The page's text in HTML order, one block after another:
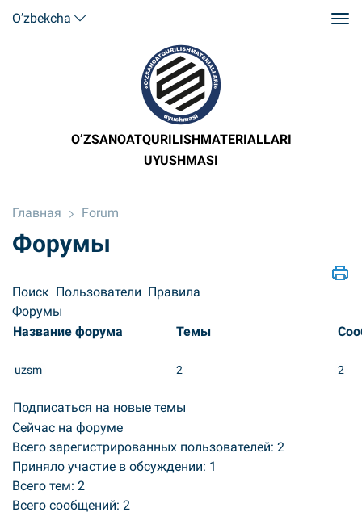
O’zbekcha
O’ZSANOATQURILISHMATERIALLARI
UYUSHMASI
Главная Forum
Форумы
Поиск Пользователи Правила
Форумы
Название форума
Темы
uzsm 2 2
Подписаться на новые темы
Сейчас на форуме
Всего зарегистрированных пользователей: 2
Приняло участие в обсуждении: 1
Всего тем: 2
Всего сообщений: 2